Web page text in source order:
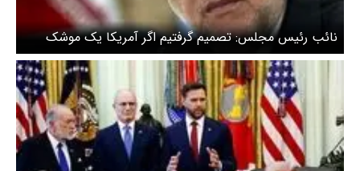
نائب رئیس مجلس: تصمیم گرفتیم اگر آمریکا یک موشک
بزند ما ۲۰ موشک بزنیم